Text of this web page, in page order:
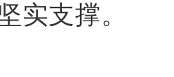
实支撑。